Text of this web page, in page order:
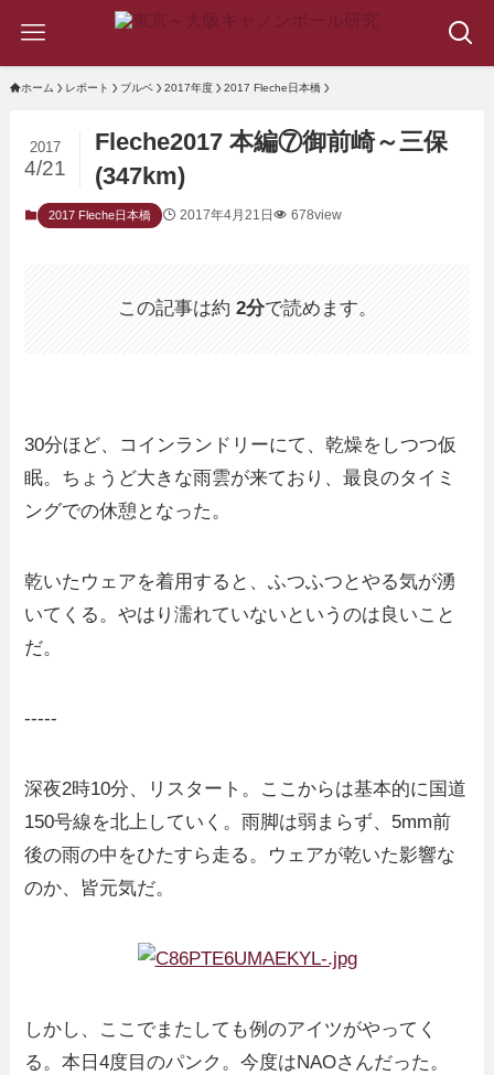
ホーム レポート ブルベ 2017年度 2017 Fleche日本橋
Fleche2017 本編⑦御前崎～三保
(347km)
2017
4/21
2017 Fleche日本橋 2017年4月21日 678view
この記事は約 2分で読めます。
30分ほど、コインランドリーにて、乾燥をしつつ仮
眠。ちょうど大きな雨雲が来ており、最良のタイミ
ングでの休憩となった。
乾いたウェアを着用すると、ふつふつとやる気が湧
いてくる。やはり濡れていないというのは良いこと
だ。
-----
深夜2時10分、リスタート。ここからは基本的に国道
150号線を北上していく。雨脚は弱まらず、5mm前
後の雨の中をひたすら走る。ウェアが乾いた影響な
のか、皆元気だ。
しかし、ここでまたしても例のアイツがやってく
る。本日4度目のパンク。今度はNAOさんだった。